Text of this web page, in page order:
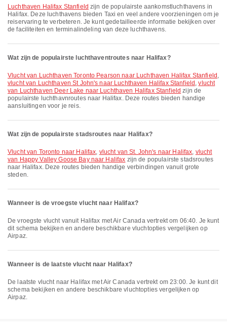
Luchthaven Halifax Stanfield zijn de populairste aankomstluchthavens in
Halifax. Deze luchthavens bieden Taxi en veel andere voorzieningen om je
reiservaring te verbeteren. Je kunt gedetailleerde informatie bekijken over
de faciliteiten en terminalindeling van deze luchthavens.
Wat zijn de populairste luchthaventroutes naar Halifax?
vlucht van Luchthaven Toronto Pearson naar Luchthaven Halifax Stanfield ,
vlucht van Luchthaven St John's naar Luchthaven Halifax Stanfield ,vlucht
van Luchthaven Deer Lake naar Luchthaven Halifax Stanfield zijn de
populairste luchthavnroutes naar Halifax. Deze routes bieden handige
aansluitingen voor je reis.
Wat zijn de populairste stadsroutes naar Halifax?
vlucht van Toronto naar Halifax, vlucht van St. John's naar Halifax, vlucht
van Happy Valley Goose Bay naar Halifax zijn de populairste stadsroutes
naar Halifax. Deze routes bieden handige verbindingen vanuit grote
steden.
Wanneer is de vroegste vlucht naar Halifax?
De vroegste vlucht vanuit Halifax met Air Canada vertrekt om 06:40. Je kunt
dit schema bekijken en andere beschikbare vluchtopties vergelijken op
Airpaz.
Wanneer is de laatste vlucht naar Halifax?
De laatste vlucht naar Halifax met Air Canada vertrekt om 23:00. Je kunt dit
schema bekijken en andere beschikbare vluchtopties vergelijken op
Airpaz.